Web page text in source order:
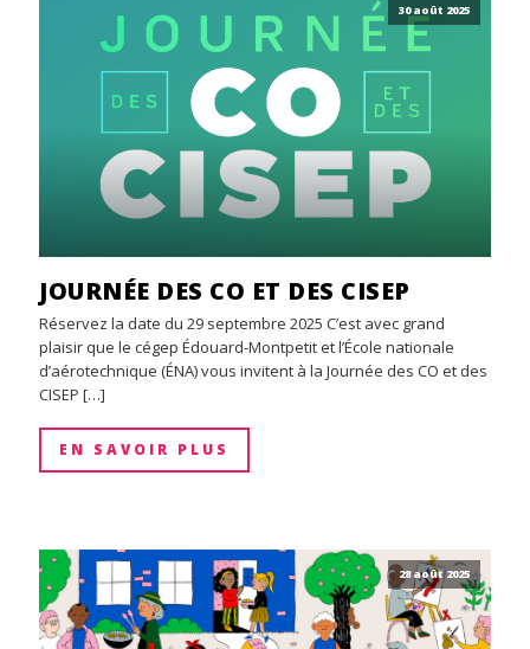
30 août 2025
JOURNÉE DES CO ET DES CISEP
Réservez la date du 29 septembre 2025 C’est avec grand
plaisir que le cégep Édouard-Montpetit et l’École nationale
d’aérotechnique (ÉNA) vous invitent à la Journée des CO et des
CISEP […]
EN SAVOIR PLUS
28 août 2025